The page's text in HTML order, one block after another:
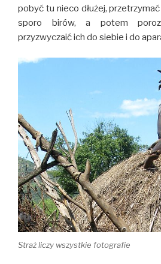
pobyć tu nieco dłużej,
sporo birów, a potem
przyzwyczaić ich do siebie i do
Straż liczy wszystkie fotografie